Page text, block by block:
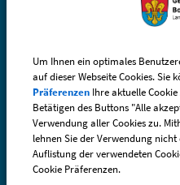
87737 Boos
Telefon:+49 (0) 83 35 / 98
Telefax: +49 (0) 83 35 / 98 29
E-Mail: boos@vg-boos.de
Um Ihnen ein optimales
auf dieser Webseite Cookies. Sie
Präferenzen Ihre aktuelle
Betätigen des Buttons "Alle
Verwendung aller Cookies zu.
lehnen Sie der Verwendung
Auflistung der verwendeten
Cookie Präferenzen.